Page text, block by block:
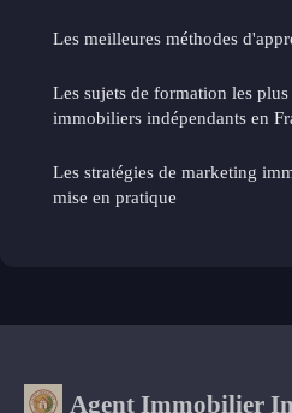
Les meilleures méthodes
Les sujets de formation les
immobiliers indépendants en
Les stratégies de marketing
mise en pratique
Agent Immobilier